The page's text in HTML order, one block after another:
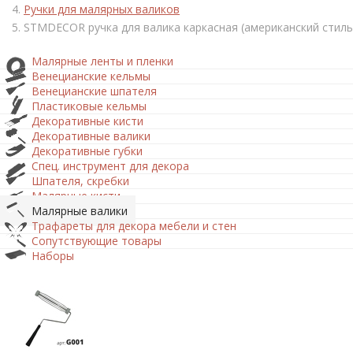
Ручки для малярных валиков
STMDECOR ручка для валика каркасная (американский
Малярные ленты и пленки
Венецианские кельмы
Венецианские шпателя
Пластиковые кельмы
Декоративные кисти
Декоративные валики
Декоративные губки
Спец. инструмент для декора
Шпателя, скребки
Малярные кисти
Малярные валики
Трафареты для декора мебели и стен
Сопутствующие товары
Наборы